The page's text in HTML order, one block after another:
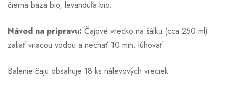
čierna baza bio, levanduľa bio.
Návod na prípravu: Čajové vrecko na šálku (cca 250 ml)
zaliať vriacou vodou a nechať 10 min. lúhovať
Balenie čaju obsahuje 18 ks nálevových vreciek